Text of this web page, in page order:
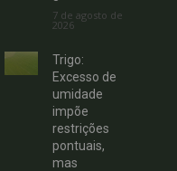
7 de agosto de
2026
Trigo:
Excesso de
umidade
impõe
restrições
pontuais,
mas